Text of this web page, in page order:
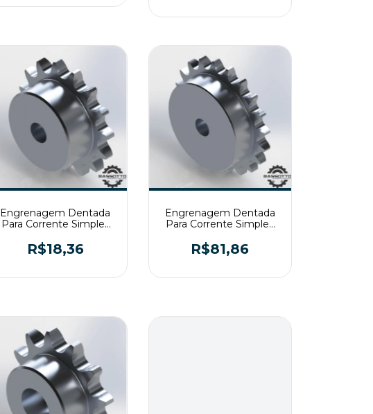
Engrenagem Dentada
Para Corrente Simples
R$18,36
Engrenagem Dentada
Para Corrente Simples
R$81,86